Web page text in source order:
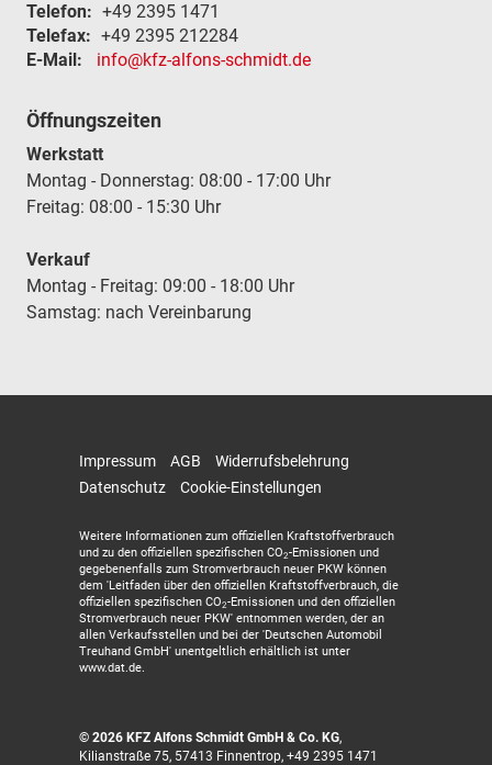
Telefon: +49 2395 1471
Telefax: +49 2395 212284
E-Mail:
info@kfz-alfons-schmidt.de
Öffnungszeiten
Werkstatt
Montag - Donnerstag: 08:00 - 17:00 Uhr
Freitag: 08:00 - 15:30 Uhr
Verkauf
Montag - Freitag: 09:00 - 18:00 Uhr
Samstag: nach Vereinbarung
Impressum AGB
Widerrufsbelehrung
Datenschutz
Cookie-Einstellungen
Weitere Informationen zum offiziellen Kraftstoffverbrauch
und zu den offiziellen spezifischen CO2-Emissionen und
gegebenenfalls zum Stromverbrauch neuer PKW können
dem 'Leitfaden über den offiziellen Kraftstoffverbrauch, die
offiziellen spezifischen CO2-Emissionen und den offiziellen
Stromverbrauch neuer PKW' entnommen werden, der an
allen Verkaufsstellen und bei der 'Deutschen Automobil
Treuhand GmbH' unentgeltlich erhältlich ist unter
www.dat.de.
© 2026 KFZ Alfons Schmidt GmbH & Co. KG,
Kilianstraße 75, 57413 Finnentrop, +49 2395 1471